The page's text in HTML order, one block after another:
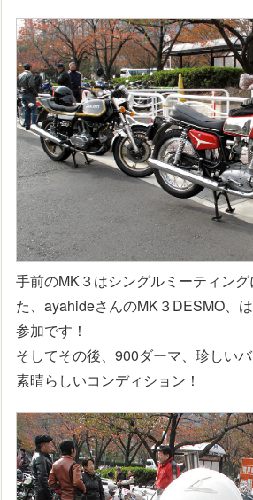
手前のMK３はシングルミーティン
た、ayahideさんのMK３DESMO、
参加です！
そしてその後、900ダーマ、珍しいバ
素晴らしいコンディション！